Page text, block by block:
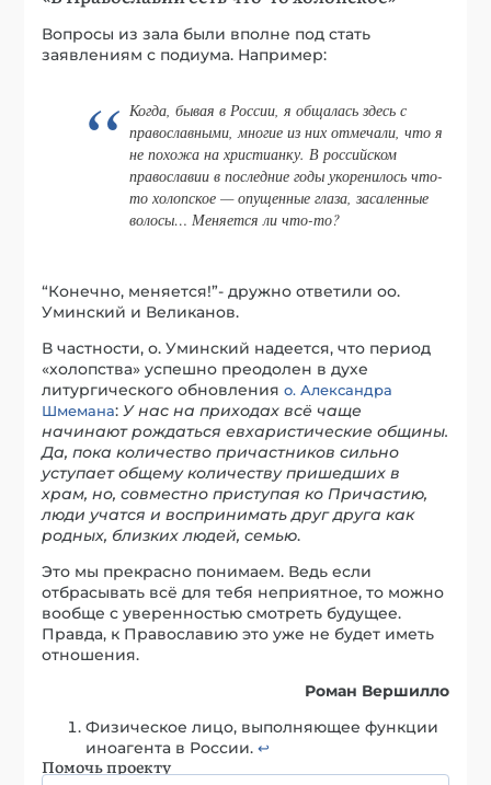
Вопросы из зала были вполне под стать
заявлениям с подиума. Например:
Когда, бывая в России, я общалась здесь с
православными, многие из них отмечали, что я
не похожа на христианку. В российском
православии в последние годы укоренилось что-
то холопское — опущенные глаза, засаленные
волосы… Меняется ли что-то?
“Конечно, меняется!”- дружно ответили оо.
Уминский и Великанов.
В частности, о. Уминский надеется, что период
«холопства» успешно преодолен в духе
литургического обновленияо. Александра
Шмемана:У нас на приходах всё чаще
начинают рождаться евхаристические общины.
Да, пока количество причастников сильно
уступает общему количеству пришедших в
храм, но, совместно приступая ко Причастию,
люди учатся и воспринимать друг друга как
родных, близких людей, семью.
Это мы прекрасно понимаем. Ведь если
отбрасывать всё для тебя неприятное, то можно
вообще с уверенностью смотреть будущее.
Правда, к Православию это уже не будет иметь
отношения.
Роман Вершилло
Физическое лицо, выполняющее функции
иноагента в России.↩︎
Помочь проекту